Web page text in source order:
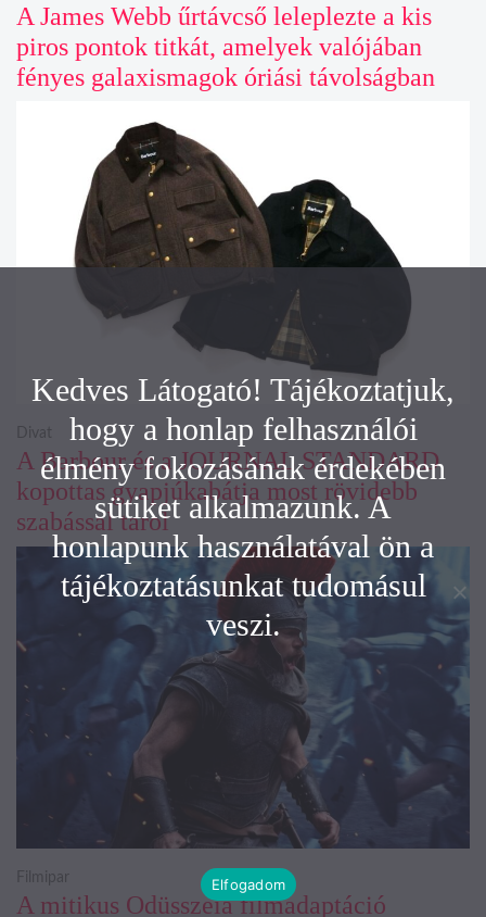
A James Webb űrtávcső leleplezte a kis
piros pontok titkát, amelyek valójában
fényes galaxismagok óriási távolságban
A Barbour és a JOURNAL STANDARD
kopottas gyapjúkabátja most rövidebb
szabással tarol
Divat
A mitikus Odüsszeia filmadaptáció
Filmipar
Kedves Látogató! Tájékoztatjuk,
hogy a honlap felhasználói
élmény fokozásának érdekében
sütiket alkalmazunk. A
honlapunk használatával ön a
tájékoztatásunkat tudomásul
veszi.
Elfogadom